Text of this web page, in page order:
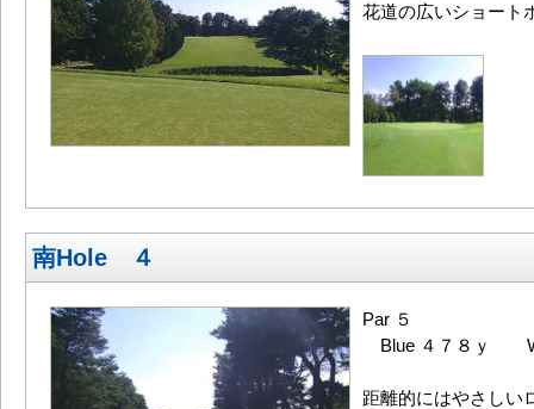
花道の広いショート
南Hole ４
Par ５
Blue ４７８ｙ
距離的にはやさしい